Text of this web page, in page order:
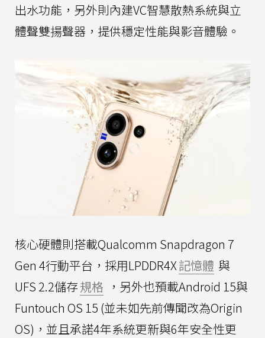
出水功能，另外則內建VC智慧散熱系統與立
體聲雙揚聲器，提供穩定性能與影音體驗。
核心硬體則搭載Qualcomm Snapdragon 7
Gen 4行動平台，採用LPDDR4X記憶體 與
UFS 2.2儲存規格 ，另外也預載Android 15與
Funtouch OS 15 (並未如先前傳聞改為Origin
OS)，並且承諾4年系統更新與6年安全性更